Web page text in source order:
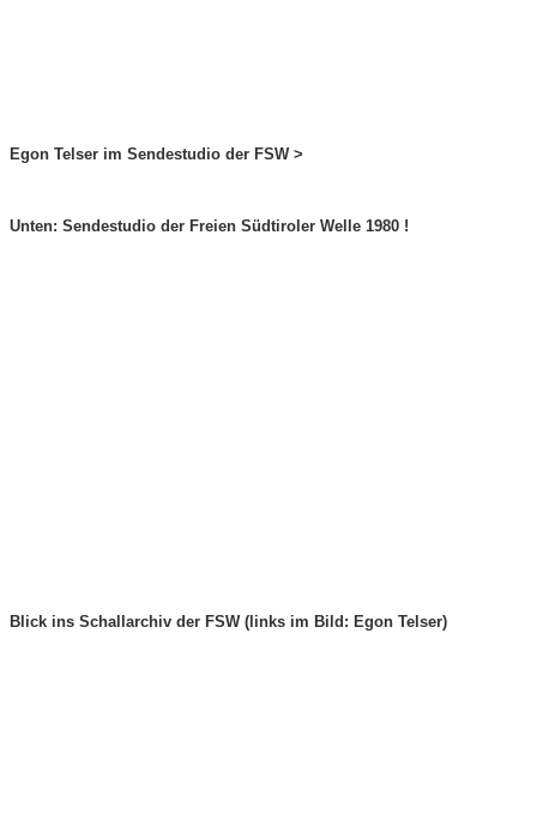
Egon Telser im Sendestudio der FSW >
Unten: Sendestudio der Freien Südtiroler Welle 1980 !
Blick ins Schallarchiv der FSW (links im Bild: Egon Telser)